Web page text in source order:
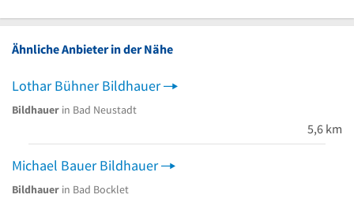
Ähnliche Anbieter in der Nähe
Lothar Bühner Bildhauer
Bildhauer in Bad Neustadt
5,6 km
Michael Bauer Bildhauer
Bildhauer in Bad Bocklet